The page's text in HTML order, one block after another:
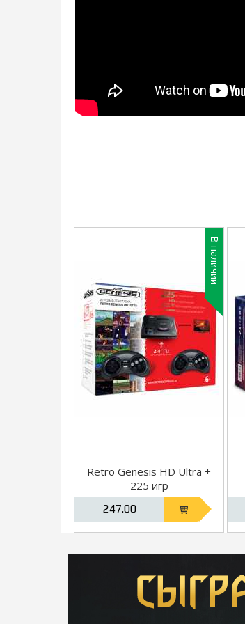
В наличии
Retro Genesis HD Ultra +
225 игр
247.00